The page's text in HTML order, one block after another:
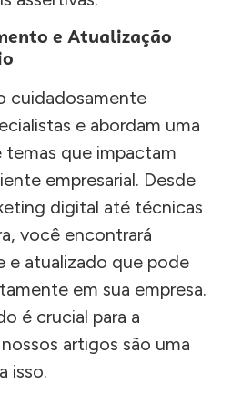
e Atualização
cuidadosamente
e abordam uma
temas que impactam
empresarial. Desde
digital até técnicas
você encontrará
e atualizado que pode
em sua empresa.
é crucial para a
artigos são uma
isso.